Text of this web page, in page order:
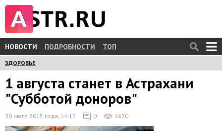
НОВОСТИ ПОДРОБНОСТИ ТОП
ЗДОРОВЬЕ
1 августа станет в Астрахани
"Субботой доноров"
30 июля 2015 года, 14:17 0 1670